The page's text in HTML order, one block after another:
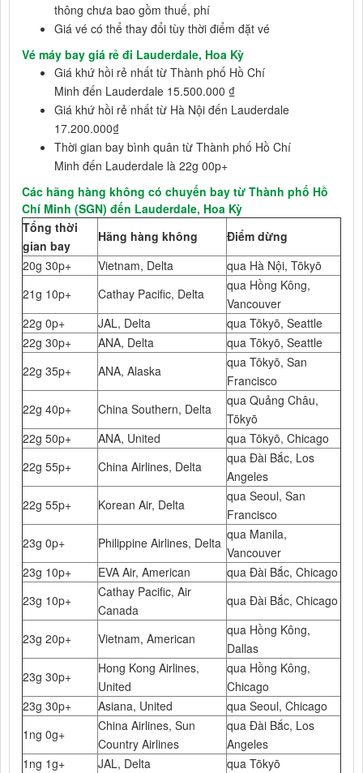
thông chưa bao gồm thuế, phí
Giá vé có thể thay đổi tùy thời điểm đặt vé
Vé máy bay giá rẻ đi Lauderdale, Hoa Kỳ
Giá khứ hồi rẻ nhất từ Thành phố Hồ Chí
Minh đến Lauderdale 15.500.000 ₫
Giá khứ hồi rẻ nhất từ Hà Nội đến Lauderdale
17.200.000₫
Thời gian bay bình quân từ Thành phố Hồ Chí
Minh đến Lauderdale là 22g 00p+
Các hãng hàng không có chuyến bay từ Thành phố Hồ
Chí Minh (SGN) đến Lauderdale, Hoa Kỳ
Tổng thời
gian bay
Hãng hàng không
Điểm dừng
20g 30p+
Vietnam, Delta
qua Hà Nội, Tōkyō
21g 10p+
Cathay Pacific, Delta
qua Hồng Kông,
Vancouver
22g 0p+
JAL, Delta
qua Tōkyō, Seattle
22g 30p+
ANA, Delta
qua Tōkyō, Seattle
22g 35p+
ANA, Alaska
qua Tōkyō, San
Francisco
22g 40p+
China Southern, Delta
qua Quảng Châu,
Tōkyō
22g 50p+
ANA, United
qua Tōkyō, Chicago
22g 55p+
China Airlines, Delta
qua Đài Bắc, Los
Angeles
22g 55p+
Korean Air, Delta
qua Seoul, San
Francisco
23g 0p+
Philippine Airlines, Delta
qua Manila,
Vancouver
23g 10p+
EVA Air, American
qua Đài Bắc, Chicago
23g 10p+
Cathay Pacific, Air
Canada
qua Đài Bắc, Chicago
23g 20p+ Vietnam, American
qua Hồng Kông,
Dallas
23g 30p+
Hong Kong Airlines,
United
qua Hồng Kông,
Chicago
23g 30p+
Asiana, United
qua Seoul, Chicago
1ng 0g+
China Airlines, Sun
Country Airlines
qua Đài Bắc, Los
Angeles
1ng 1g+
JAL, Delta
qua Tōkyō